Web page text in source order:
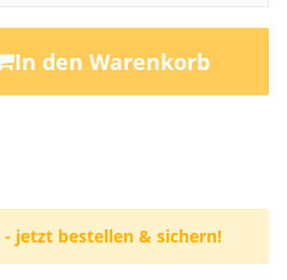
In den Warenkorb
- jetzt bestellen & sichern!